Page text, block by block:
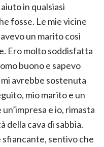
in qualsiasi
fosse. Le mie vicine
un marito così
Ero molto soddisfatta
buono e sapevo
avrebbe sostenuta
mio marito e un
e io, rimasta
della cava di sabbia.
sentivo che